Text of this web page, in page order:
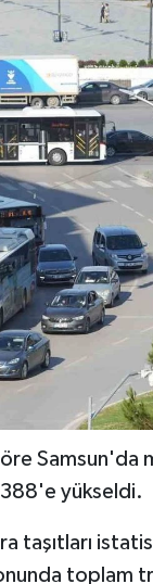
Samsun'da
yükseldi.
taşıtları
toplam